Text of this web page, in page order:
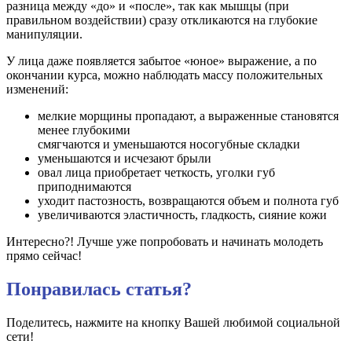
разница между «до» и «после», так как мышцы (при
правильном воздействии) сразу откликаются на глубокие
манипуляции.
У лица даже появляется забытое «юное» выражение, а по
окончании курса, можно наблюдать массу положительных
изменений:
мелкие морщины пропадают, а выраженные становятся
менее глубокими
смягчаются и уменьшаются носогубные складки
уменьшаются и исчезают брыли
овал лица приобретает четкость, уголки губ
приподнимаются
уходит пастозность, возвращаются объем и полнота губ
увеличиваются эластичность, гладкость, сияние кожи
Интересно?! Лучше уже попробовать и начинать молодеть
прямо сейчас!
Понравилась статья?
Поделитесь, нажмите на кнопку Вашей любимой социальной
сети!